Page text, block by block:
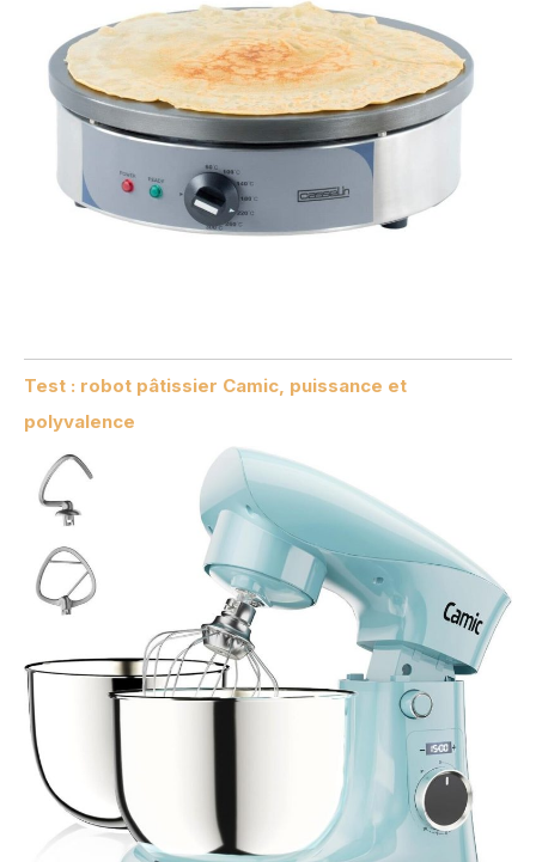
Test : robot pâtissier Camic, puissance et
polyvalence